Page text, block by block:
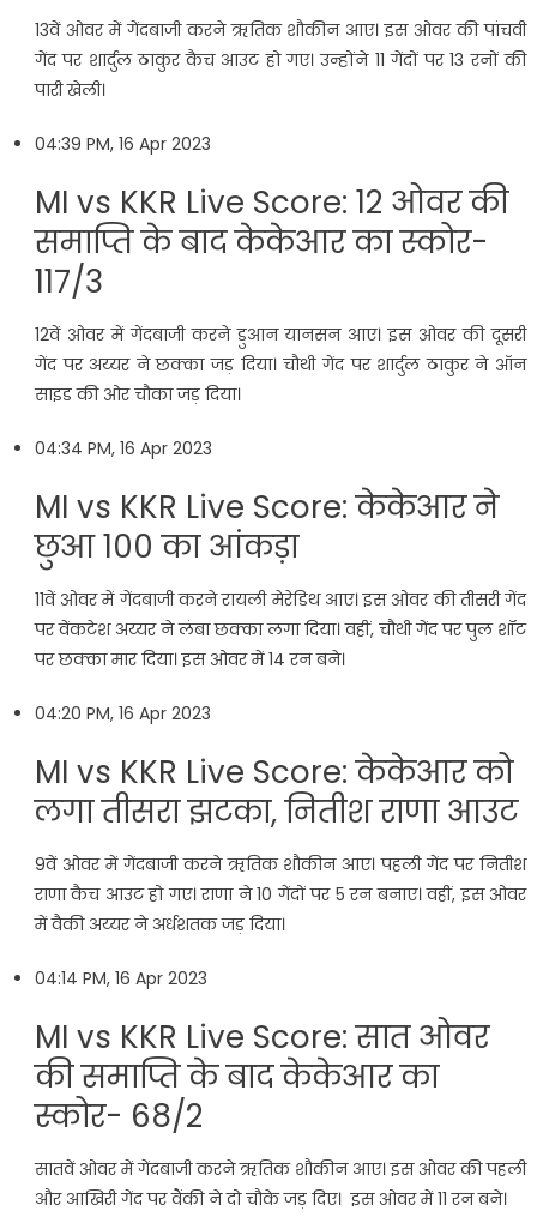
13वें ओवर में गेंदबाजी करने ऋतिक शौकीन आए। इस ओवर की पांचवी
गेंद पर शार्दुल ठाकुर कैच आउट हो गए। उन्होंने 11 गेंदों पर 13 रनों की
पारी खेली।
04:39 PM, 16 Apr 2023
MI vs KKR Live Score: 12 ओवर की
समाप्ति के बाद केकेआर का स्कोर-
117/3
12वें ओवर में गेंदबाजी करने डुआन यानसन आए। इस ओवर की दूसरी
गेंद पर अय्यर ने छक्का जड़ दिया। चौथी गेंद पर शार्दुल ठाकुर ने ऑन
साइड की ओर चौका जड़ दिया।
04:34 PM, 16 Apr 2023
MI vs KKR Live Score: केकेआर ने
छुआ 100 का आंकड़ा
11वें ओवर में गेंदबाजी करने रायली मेरेडिथ आए। इस ओवर की तीसरी गेंद
पर वेंकटेश अय्यर ने लंबा छक्का लगा दिया। वहीं, चौथी गेंद पर पुल शॉट
पर छक्का मार दिया। इस ओवर में 14 रन बने।
04:20 PM, 16 Apr 2023
MI vs KKR Live Score: केकेआर को
लगा तीसरा झटका, नितीश राणा आउट
9वें ओवर में गेंदबाजी करने ऋतिक शौकीन आए। पहली गेंद पर नितीश
राणा कैच आउट हो गए। राणा ने 10 गेंदों पर 5 रन बनाए। वहीं, इस ओवर
में वैकी अय्यर ने अर्धशतक जड़ दिया।
04:14 PM, 16 Apr 2023
MI vs KKR Live Score: सात ओवर
की समाप्ति के बाद केकेआर का
स्कोर- 68/2
सातवें ओवर में गेंदबाजी करने ऋतिक शौकीन आए। इस ओवर की पहली
और आखिरी गेंद पर वैंकी ने दो चौके जड़ दिए। इस ओवर में 11 रन बने।